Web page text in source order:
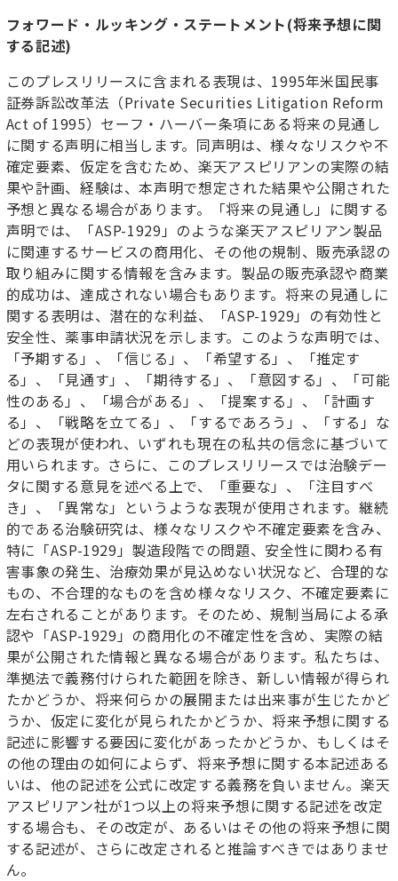
フォワード・ルッキング・ステートメント(将来予想に関
する記述)
このプレスリリースに含まれる表現は、1995年米国民事
証券訴訟改革法（Private Securities Litigation Reform
Act of 1995）セーフ・ハーバー条項にある将来の見通し
に関する声明に相当します。同声明は、様々なリスクや不
確定要素、仮定を含むため、楽天アスピリアンの実際の結
果や計画、経験は、本声明で想定された結果や公開された
予想と異なる場合があります。「将来の見通し」に関する
声明では、「ASP-1929」のような楽天アスピリアン製品
に関連するサービスの商用化、その他の規制、販売承認の
取り組みに関する情報を含みます。製品の販売承認や商業
的成功は、達成されない場合もあります。将来の見通しに
関する表明は、潜在的な利益、「ASP-1929」の有効性と
安全性、薬事申請状況を示します。このような声明では、
「予期する」、「信じる」、「希望する」、「推定す
る」、「見通す」、「期待する」、「意図する」、「可能
性のある」、「場合がある」、「提案する」、「計画す
る」、「戦略を立てる」、「するであろう」、「する」な
どの表現が使われ、いずれも現在の私共の信念に基づいて
用いられます。さらに、このプレスリリースでは治験デー
タに関する意見を述べる上で、「重要な」、「注目すべ
き」、「異常な」というような表現が使用されます。継続
的である治験研究は、様々なリスクや不確定要素を含み、
特に「ASP-1929」製造段階での問題、安全性に関わる有
害事象の発生、治療効果が見込めない状況など、合理的な
もの、不合理的なものを含め様々なリスク、不確定要素に
左右されることがあります。そのため、規制当局による承
認や「ASP-1929」の商用化の不確定性を含め、実際の結
果が公開された情報と異なる場合があります。私たちは、
準拠法で義務付けられた範囲を除き、新しい情報が得られ
たかどうか、将来何らかの展開または出来事が生じたかど
うか、仮定に変化が見られたかどうか、将来予想に関する
記述に影響する要因に変化があったかどうか、もしくはそ
の他の理由の如何によらず、将来予想に関する本記述ある
いは、他の記述を公式に改定する義務を負いません。楽天
アスピリアン社が1つ以上の将来予想に関する記述を改定
する場合も、その改定が、あるいはその他の将来予想に関
する記述が、さらに改定されると推論すべきではありませ
ん。